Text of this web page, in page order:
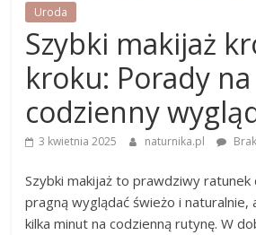
Uroda
Szybki makijaż
kroku: Porady na
codzienny
3 kwietnia 2025 naturnika.pl
Szybki makijaż to prawdziwy
pragną wyglądać świeżo i naturalnie,
kilka minut na codzienną rutynę. W